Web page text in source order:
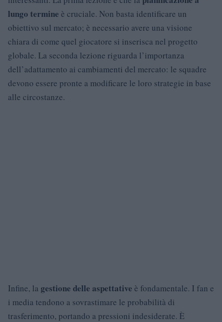
lungo termine è cruciale. Non basta identificare un
obiettivo sul mercato; è necessario avere una visione
chiara di come quel giocatore si inserisca nel progetto
globale. La seconda lezione riguarda l’importanza
dell’adattamento ai cambiamenti del mercato: le squadre
devono essere pronte a modificare le loro strategie in base
alle circostanze.
Infine, la gestione delle aspettative è fondamentale. I fan e
i media tendono a sovrastimare le probabilità di
trasferimento, portando a pressioni indesiderate. È